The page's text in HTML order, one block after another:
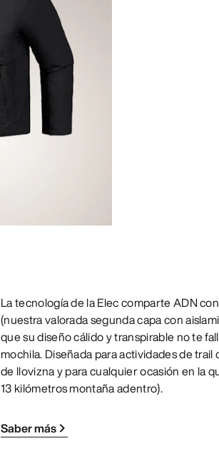
La tecnología de la Elec comparte ADN
(nuestra valorada segunda capa con
que su diseño cálido y transpirable no te
mochila. Diseñada para actividades de
de llovizna y para cualquier ocasión en la
13 kilómetros montaña adentro).
Saber más